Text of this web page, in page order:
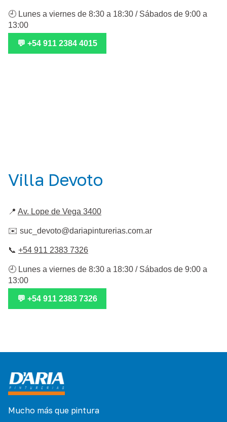
🕘 Lunes a viernes de 8:30 a 18:30 / Sábados de 9:00 a
13:00
💬 +54 911 2384 4015
Villa Devoto
📍 Av. Lope de Vega 3400
✉️ suc_devoto@dariapinturerias.com.ar
📞 +54 911 2383 7326
🕘 Lunes a viernes de 8:30 a 18:30 / Sábados de 9:00 a
13:00
💬 +54 911 2383 7326
Mucho más que pintura